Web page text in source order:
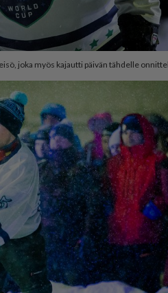
joka myös kajautti päivän tähdelle